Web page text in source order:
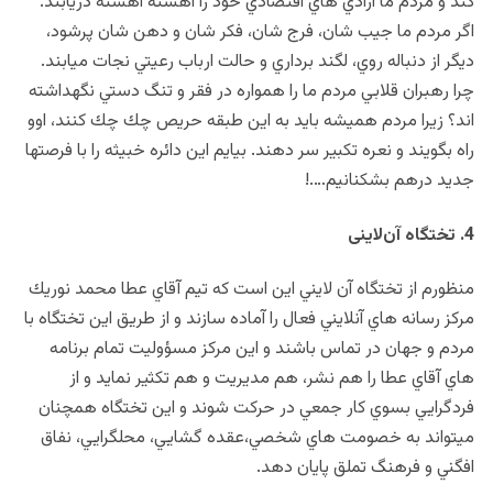
اگر مردم ما جيب شان، فرج شان، فكر شان و دهن شان پرشود،
ديگر از دنباله روي، لگند برداري و حالت ارباب رعيتي نجات ميابند.
چرا رهبران قلابي مردم ما را همواره در فقر و تنگ دستي نگهداشته
اند؟ زيرا مردم هميشه بايد به اين طبقه حريص چك چك كنند، اوو
راه بگويند و نعره تكبير سر دهند. بيايم اين دائره خبيثه را با فرصتها
جديد درهم بشكنانيم….!
4. تختگاه آن‌لاينی
منظورم از تختگاه آن لايني اين است كه تيم آقاي عطا محمد نوريك
مركز رسانه هاي آنلايني فعال را آماده سازند و از طريق اين تختگاه با
مردم و جهان در تماس باشند و اين مركز مسؤوليت تمام برنامه
هاي آقاي عطا را هم نشر، هم مديريت و هم تكثير نمايد و از
فردگرايي بسوي كار جمعي در حركت شوند و اين تختگاه همچنان
ميتواند به خصومت هاي شخصي،عقده گشايي، محلگرايي، نفاق
افگني و فرهنگ تملق پايان دهد.